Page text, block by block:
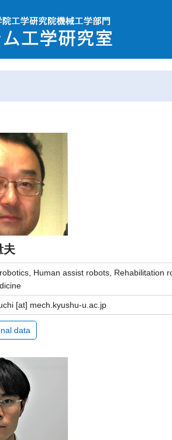
Human assist robots, Rehabilitation
[at] mech.kyushu-u.ac.jp
data